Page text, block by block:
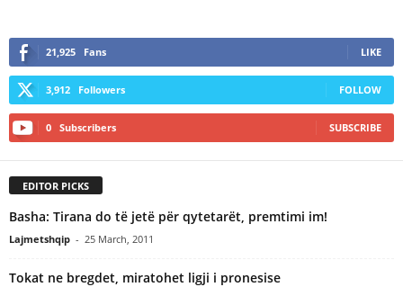
21,925 Fans LIKE
3,912 Followers FOLLOW
0 Subscribers SUBSCRIBE
EDITOR PICKS
Basha: Tirana do të jetë për qytetarët, premtimi im!
Lajmetshqip - 25 March, 2011
Tokat ne bregdet, miratohet ligji i pronesise